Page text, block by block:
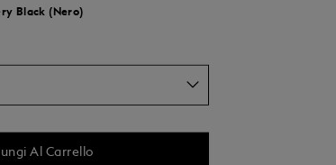
Black (Nero)
Al Carrello